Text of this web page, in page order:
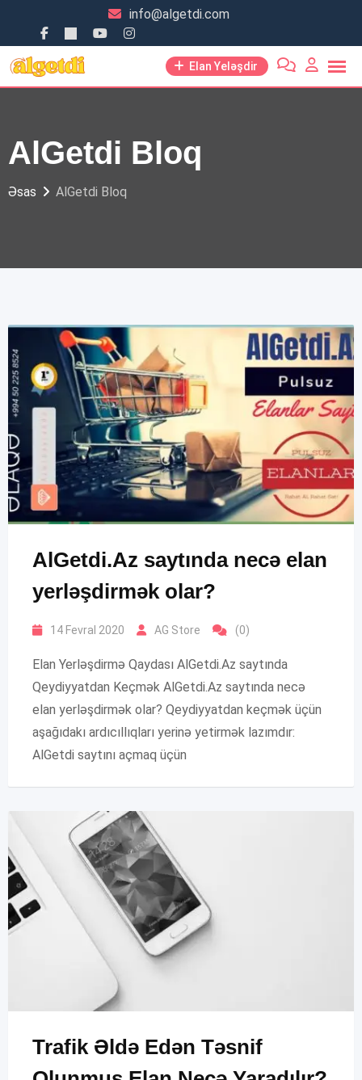
content
info@algetdi.com
Elan Yeləşdir
AlGetdi Bloq
Əsas AlGetdi Bloq
AlGetdi.Az saytında necə elan
yerləşdirmək olar?
14 Fevral 2020 AG Store (0)
Elan Yerləşdirmə Qaydası AlGetdi.Az saytında
Qeydiyyatdan Keçmək AlGetdi.Az saytında necə
elan yerləşdirmək olar? Qeydiyyatdan keçmək üçün
aşağıdakı ardıcıllıqları yerinə yetirmək lazımdır:
AlGetdi saytını açmaq üçün
Trafik Əldə Edən Təsnif